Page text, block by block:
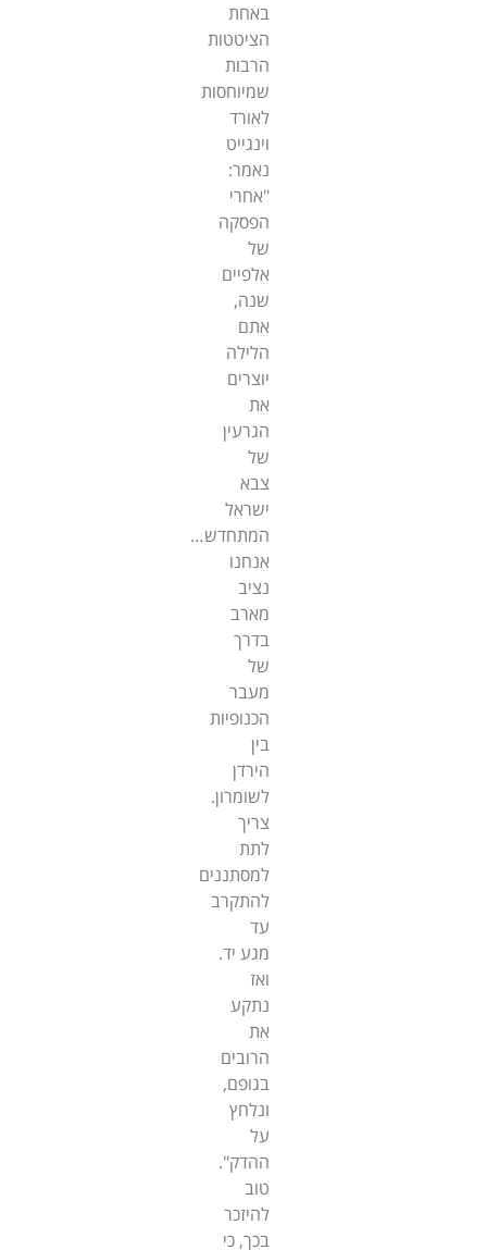
באחת
הציטטות
הרבות
שמיוחסות
לאורד
וינגייט
נאמר:
"אחרי
הפסקה
של
אלפיים
שנה,
אתם
הלילה
יוצרים
את
הגרעין
של
צבא
ישראל
המתחדש…
אנחנו
נציב
מארב
בדרך
של
מעבר
הכנופיות
בין
הירדן
לשומרון.
צריך
לתת
למסתננים
להתקרב
עד
מגע יד.
ואז
נתקע
את
הרובים
בגופם,
ונלחץ
על
ההדק".
טוב
להיזכר
בכך, כי